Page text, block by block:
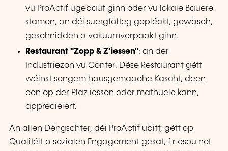
vu ProActif ugebaut ginn oder vu lokale Bauere
stamen, an déi suergfälteg gepléckt, gewäsch,
geschnidden a vakuumverpaakt ginn.
Restaurant "Zopp & Z’iessen": an der
Industriezon vu Conter. Dëse Restaurant gëtt
wéinst sengem hausgemaache Kascht, deen
een op der Plaz iessen oder mathuele kann,
appreciéiert.
An allen Déngschter, déi ProActif ubitt, gëtt op
Qualitéit a sozialen Engagement gesat, fir esou net